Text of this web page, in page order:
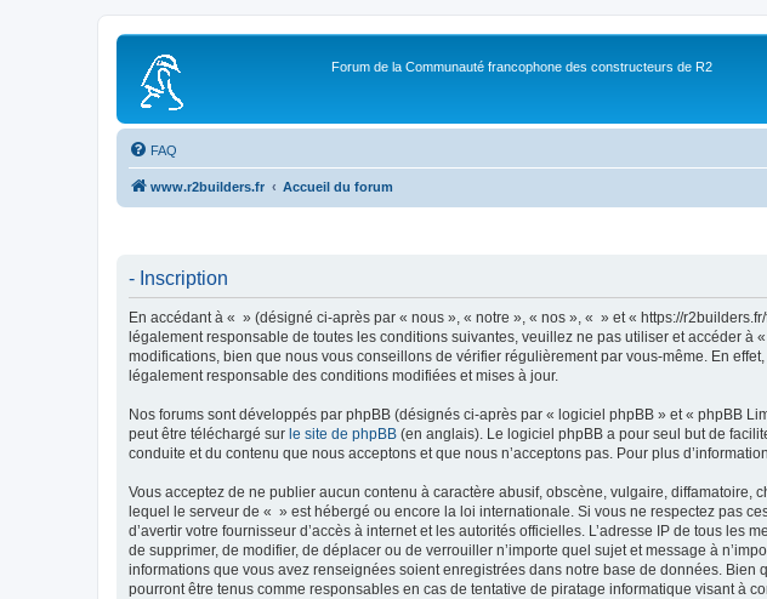
Forum de la Communauté francophone des constructeurs de R2
FAQ
www.r2builders.fr Accueil du forum
- Inscription
En accédant à « » (désigné ci-après par « nous », « notre », « nos », « » et « https://
légalement responsable de toutes les conditions suivantes, veuillez ne pas utiliser et accéder
modifications, bien que nous vous conseillons de vérifier régulièrement par vous-même. En
légalement responsable des conditions modifiées et mises à jour.
Nos forums sont développés par phpBB (désignés ci-après par « logiciel phpBB » et « phpBB
peut être téléchargé sur le site de phpBB (en anglais). Le logiciel phpBB a pour seul but de
conduite et du contenu que nous acceptons et que nous n’acceptons pas. Pour plus
Vous acceptez de ne publier aucun contenu à caractère abusif, obscène, vulgaire,
lequel le serveur de « » est hébergé ou encore la loi internationale. Si vous ne respectez pas
d’avertir votre fournisseur d’accès à internet et les autorités officielles. L’adresse IP de tous
de supprimer, de modifier, de déplacer ou de verrouiller n’importe quel sujet et message à
informations que vous avez renseignées soient enregistrées dans notre base de données.
pourront être tenus comme responsables en cas de tentative de piratage informatique visant à